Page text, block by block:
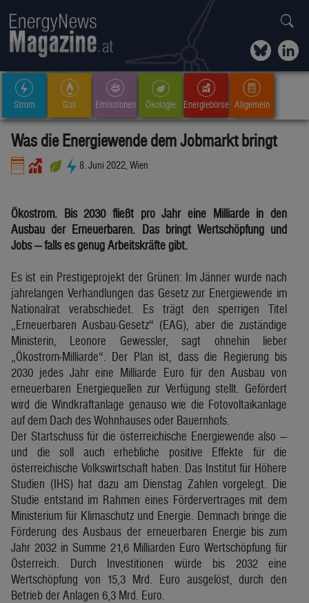
Strom Gas Emissionen Ökologie Energiebörse Allgemein
Was die Energiewende dem Jobmarkt bringt
8. Juni 2022, Wien
Ökostrom. Bis 2030 fließt pro Jahr eine Milliarde in den
Ausbau der Erneuerbaren. Das bringt Wertschöpfung und
Jobs — falls es genug Arbeitskräfte gibt.
Es ist ein Prestigeprojekt der Grünen: Im Jänner wurde nach
jahrelangen Verhandlungen das Gesetz zur Energiewende im
Nationalrat verabschiedet. Es trägt den sperrigen Titel
„Erneuerbaren Ausbau-Gesetz“ (EAG), aber die zuständige
Ministerin, Leonore Gewessler, sagt ohnehin lieber
„Ökostrom-Milliarde“. Der Plan ist, dass die Regierung bis
2030 jedes Jahr eine Milliarde Euro für den Ausbau von
erneuerbaren Energiequellen zur Verfügung stellt. Gefördert
wird die Windkraftanlage genauso wie die Fotovoltaikanlage
auf dem Dach des Wohnhauses oder Bauernhofs.
Der Startschuss für die österreichische Energiewende also —
und die soll auch erhebliche positive Effekte für die
österreichische Volkswirtschaft haben. Das Institut für Höhere
Studien (IHS) hat dazu am Dienstag Zahlen vorgelegt. Die
Studie entstand im Rahmen eines Fördervertrages mit dem
Ministerium für Klimaschutz und Energie. Demnach bringe die
Förderung des Ausbaus der erneuerbaren Energie bis zum
Jahr 2032 in Summe 21,6 Milliarden Euro Wertschöpfung für
Österreich. Durch Investitionen würde bis 2032 eine
Wertschöpfung von 15,3 Mrd. Euro ausgelöst, durch den
Betrieb der Anlagen 6,3 Mrd. Euro.